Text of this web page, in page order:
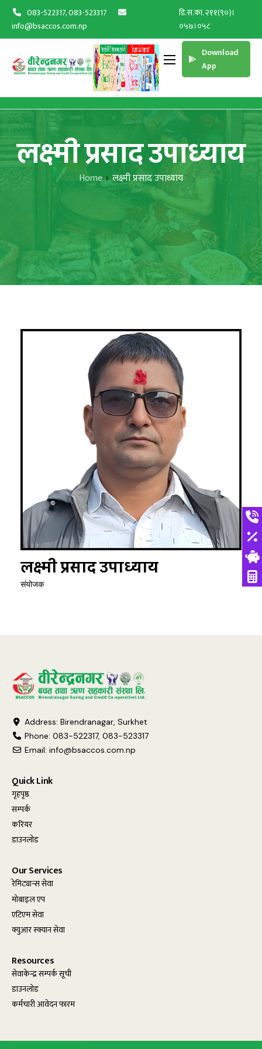
083-522317, 083-523317
info@bsaccos.com.np
डि.स.का. २११(९०)।
०५७।०५८
Download
App
लक्ष्मी प्रसाद उपाध्याय
Home लक्ष्मी प्रसाद उपाध्याय
लक्ष्मी प्रसाद उपाध्याय
संयोजक
Address: Birendranagar, Surkhet
Phone: 083-522317, 083-523317
Email: info@bsaccos.com.np
Quick Link
गृहपृष्ठ
सम्पर्क
करियर
डाउनलोड
Our Services
रेमिट्यान्स सेवा
मोबाइल एप
एटिएम सेवा
क्युआर स्क्यान सेवा
Resources
सेवाकेन्द्र सम्पर्क सूची
डाउनलोड
कर्मचारी आवेदन फारम